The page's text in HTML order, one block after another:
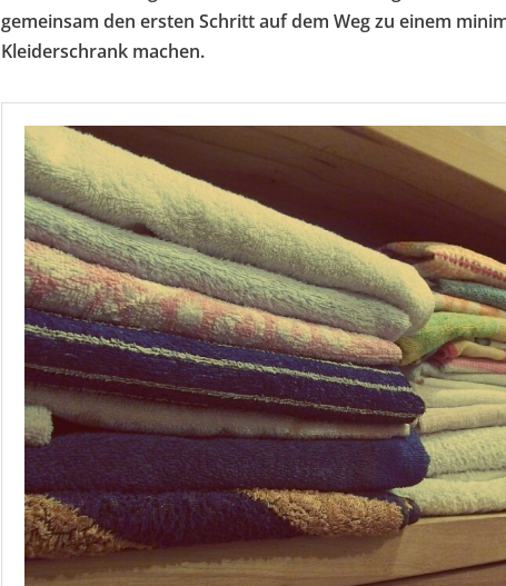
gemeinsam den ersten Schritt auf dem Weg zu einem
Kleiderschrank machen.